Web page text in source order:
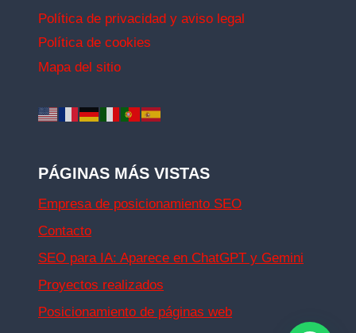
Política de privacidad y aviso legal
Política de cookies
Mapa del sitio
PÁGINAS MÁS VISTAS
Empresa de posicionamiento SEO
Contacto
SEO para IA: Aparece en ChatGPT y Gemini
Proyectos realizados
Posicionamiento de páginas web